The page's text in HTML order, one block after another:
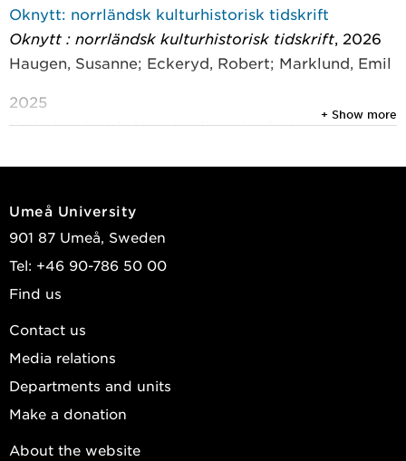
Oknytt: norrländsk kulturhistorisk tidskrift
Oknytt : norrländsk kulturhistorisk tidskrift, 2026
Haugen, Susanne; Eckeryd, Robert; Marklund, Emil
2025
Kyrkoherde J.A. Nenséns liv och gärning: om en
Umeå: Johan Nordlander-sällskapet 2025 : 15-72
Edlund, Lars-Erik; Eckeryd, Robert
2025
Vilhelminabiennalen 26–27 september 2022
Skrifter utgivna av Johan Nordlander-sällskapet
35
Haugen, Susanne; Eckeryd, Robert; Edlund, Lars-
+ Show more
Umeå University
901 87 Umeå, Sweden
Tel: +46 90-786 50 00
Find us
Contact us
Media relations
Departments and units
Make a donation
About the website